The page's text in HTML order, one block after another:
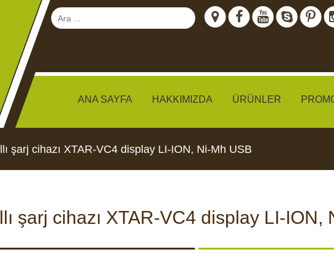
ANA SAYFA HAKKIMIZDA ÜRÜNLER
IZLEME
CCTV KAMERALARI
şarj cihazı XTAR-VC4 display LI-ION, Ni-Mh USB
şarj cihazı XTAR-VC4 display LI-ION,